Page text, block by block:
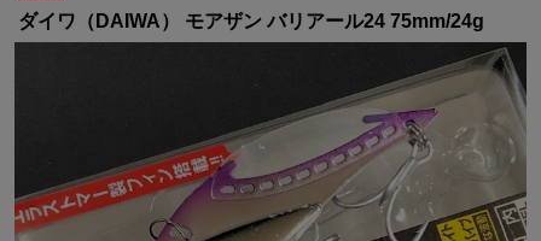
ダイワ（DAIWA） モアザン バリアール24 75mm/24g